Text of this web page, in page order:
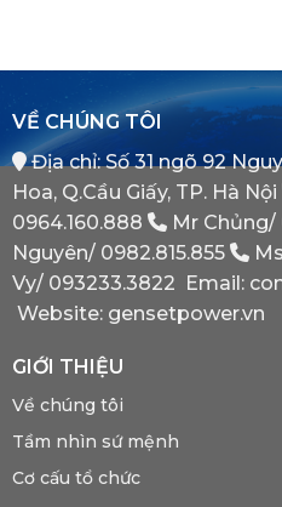
VỀ CHÚNG TÔI
Địa chỉ: Số 31 ngõ 92
Hoa, Q.Cầu Giấy, TP. Hà Nội
0964.160.888
Mr Chủng/
Nguyên/ 0982.815.855
Vy/ 093233.3822 Email:
Website: gensetpower.vn
GIỚI THIỆU
Về chúng tôi
Tầm nhìn sứ mệnh
Cơ cấu tổ chức